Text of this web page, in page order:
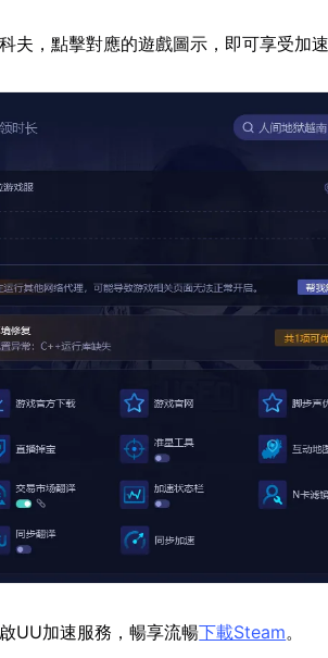
夫，點擊對應的遊戲圖示，即可享受加
UU加速服務，暢享流暢下載Steam。